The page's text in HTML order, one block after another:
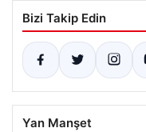
Bizi Takip Edin
Yan Manşet